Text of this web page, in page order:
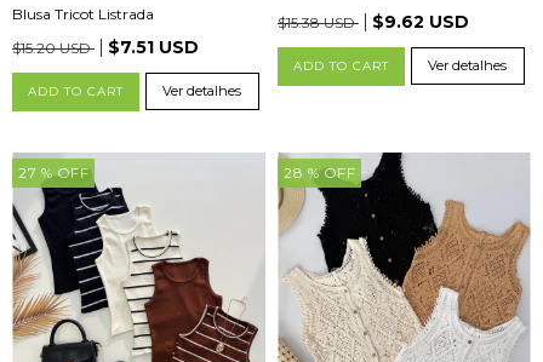
Blusa Tricot Listrada
$15.20 USD
$7.51 USD
ADD TO CART Ver detalhes
$15.38 USD
$9.62 USD
ADD TO CART Ver detalhes
27 % OFF 28 % OFF